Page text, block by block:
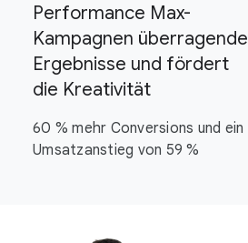
Performance Max-
Kampagnen überragende
Ergebnisse und fördert
die Kreativität
60 % mehr Conversions und ein
Umsatzanstieg von 59 %